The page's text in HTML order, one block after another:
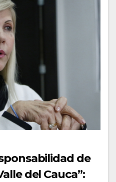
de
del Cauca”: